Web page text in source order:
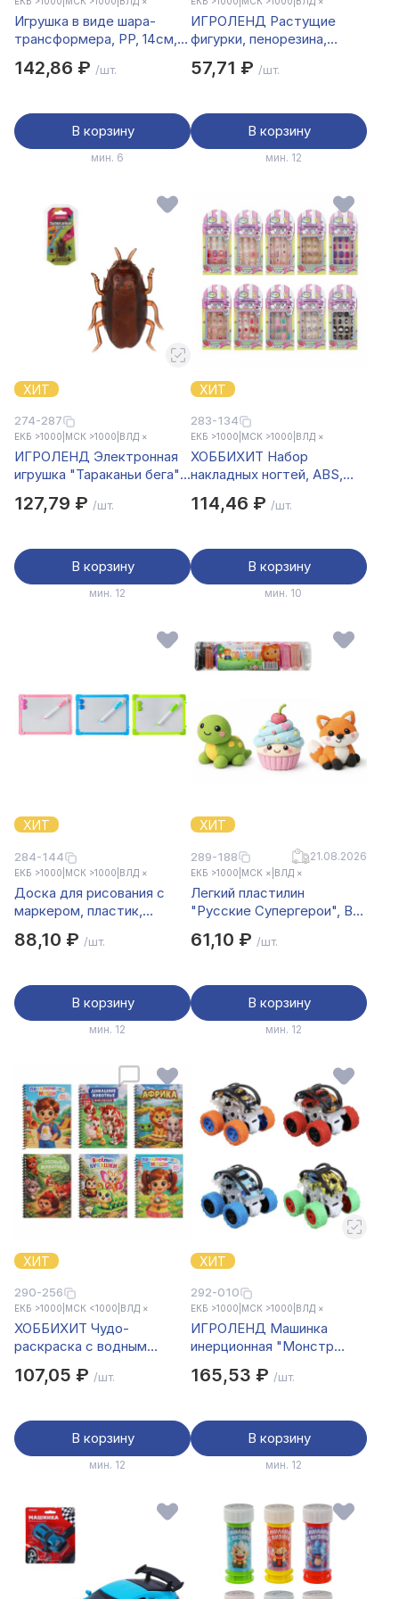
Игрушка в виде шара-
трансформера, PP, 14см,
142,86 ₽ /шт.
В корзину
мин. 6
ИГРОЛЕНД Растущие
фигурки, пенорезина,
57,71 ₽ /шт.
В корзину
мин. 12
ХИТ
274-287
ЕКБ >1000 МСК >1000 ВЛД ×
ИГРОЛЕНД Электронная
игрушка "Тараканьи бега",
127,79 ₽ /шт.
В корзину
мин. 12
ХИТ
283-134
ЕКБ >1000 МСК >1000 ВЛД ×
ХОББИХИТ Набор
накладных ногтей, ABS,
114,46 ₽ /шт.
В корзину
мин. 10
ХИТ
284-144
ЕКБ >1000 МСК >1000 ВЛД ×
Доска для рисования с
маркером, пластик,
88,10 ₽ /шт.
В корзину
мин. 12
ХИТ
289-188 21.08.2026
ЕКБ >1000 МСК × ВЛД ×
Легкий пластилин
"Русские Супергерои", BY,
полимер
61,10 ₽ /шт.
В корзину
мин. 12
ХИТ
290-256
ЕКБ >1000 МСК <1000 ВЛД ×
ХОББИХИТ Чудо-
раскраска с водным
пластик, 19х15см, 6
107,05 ₽ /шт.
В корзину
мин. 12
ХИТ
292-010
ЕКБ >1000 МСК >1000 ВЛД ×
ИГРОЛЕНД Машинка
инерционная "Монстр
9х7,5х9 см, 4 дизайна
165,53 ₽ /шт.
В корзину
мин. 12